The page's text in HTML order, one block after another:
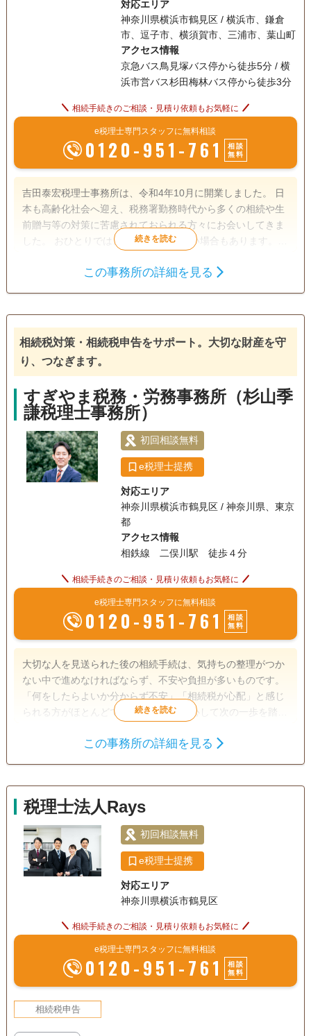
対応エリア
神奈川県横浜市鶴見区 / 横浜市、鎌倉
市、逗子市、横須賀市、三浦市、葉山町
アクセス情報
京急バス鳥見塚バス停から徒歩5分 / 横
浜市営バス杉田梅林バス停から徒歩3分
相続手続きのご相談・見積り依頼もお気軽に
e税理士専門スタッフに無料相談
0120-951-761
相談
無料
吉田泰宏税理士事務所は、令和4年10月に開業しました。 日
本も高齢化社会へ迎え、税務署勤務時代から多くの相続や生
前贈与等の対策に苦慮されておられる方々にお会いしてきま
した。 おひとりでは、中々解決が難しい場合もあります。
います。 お気軽に、ご連絡ください。
相続税申告
土日相談可 初回相談無料 18時以降相談可 事務所面談可
この事務所の詳細を見る
相続税対策・相続税申告をサポート。大切な財産を守
り、つなぎます。
すぎやま税務・労務事務所（杉山季
謙税理士事務所）
初回相談無料
e税理士提携
対応エリア
神奈川県横浜市鶴見区 / 神奈川県、東京
都
アクセス情報
相鉄線 二俣川駅 徒歩４分
相続手続きのご相談・見積り依頼もお気軽に
e税理士専門スタッフに無料相談
0120-951-761
相談
無料
大切な人を見送られた後の相続手続は、気持ちの整理がつか
ない中で進めなければならず、不安や負担が多いものです。
「何をしたらよいか分からず不安」「相続税が心配」と感じ
られる方がほとんどです。 お客様が安心して次の一歩を踏み
な相続税申告を支援します。 また、生前対策では、相続税の
相続財産調査
訪問可 土日相談可 初回相談無料
オンライン面談可 事務所面談可
この事務所の詳細を見る
税理士法人Rays
初回相談無料
e税理士提携
対応エリア
神奈川県横浜市鶴見区
相続手続きのご相談・見積り依頼もお気軽に
e税理士専門スタッフに無料相談
0120-951-761
相談
無料
相続税申告